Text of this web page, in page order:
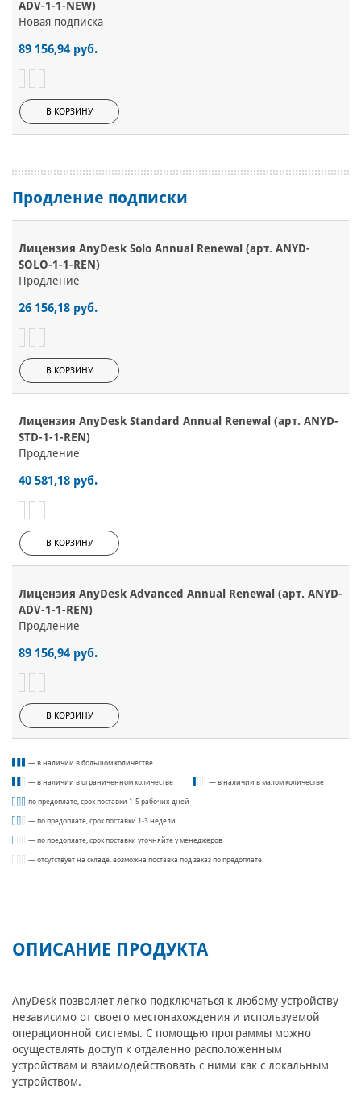
ADV-1-1-NEW)
Новая подписка
89 156,94 руб.
В КОРЗИНУ
Продление подписки
Лицензия AnyDesk Solo Annual Renewal (арт. ANYD-
SOLO-1-1-REN)
Продление
26 156,18 руб.
В КОРЗИНУ
Лицензия AnyDesk Standard Annual Renewal (арт. ANYD-
STD-1-1-REN)
Продление
40 581,18 руб.
В КОРЗИНУ
Лицензия AnyDesk Advanced Annual Renewal (арт. ANYD-
ADV-1-1-REN)
Продление
89 156,94 руб.
В КОРЗИНУ
— в наличии в большом количестве
— в наличии в ограниченном количестве — в наличии в малом количестве
по предоплате, срок поставки 1-5 рабочих дней
— по предоплате, срок поставки 1-3 недели
— по предоплате, срок поставки уточняйте у менеджеров
— отсутствует на складе, возможна поставка под заказ по предоплате
ОПИСАНИЕ ПРОДУКТА
AnyDesk позволяет легко подключаться к любому устройству
независимо от своего местонахождения и используемой
операционной системы. С помощью программы можно
осуществлять доступ к отдаленно расположенным
устройствам и взаимодействовать с ними как с локальным
устройством.